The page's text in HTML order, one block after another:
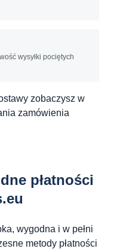
wysyłki pociętych
zobaczysz w
zamówienia
płatności
wygodna i w pełni
metody płatności